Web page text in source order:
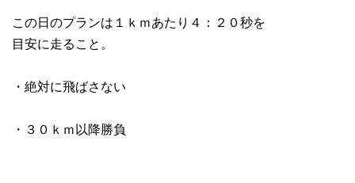
この日のプランは１ｋｍあたり４：２０秒を
目安に走ること。
・絶対に飛ばさない
・３０ｋｍ以降勝負